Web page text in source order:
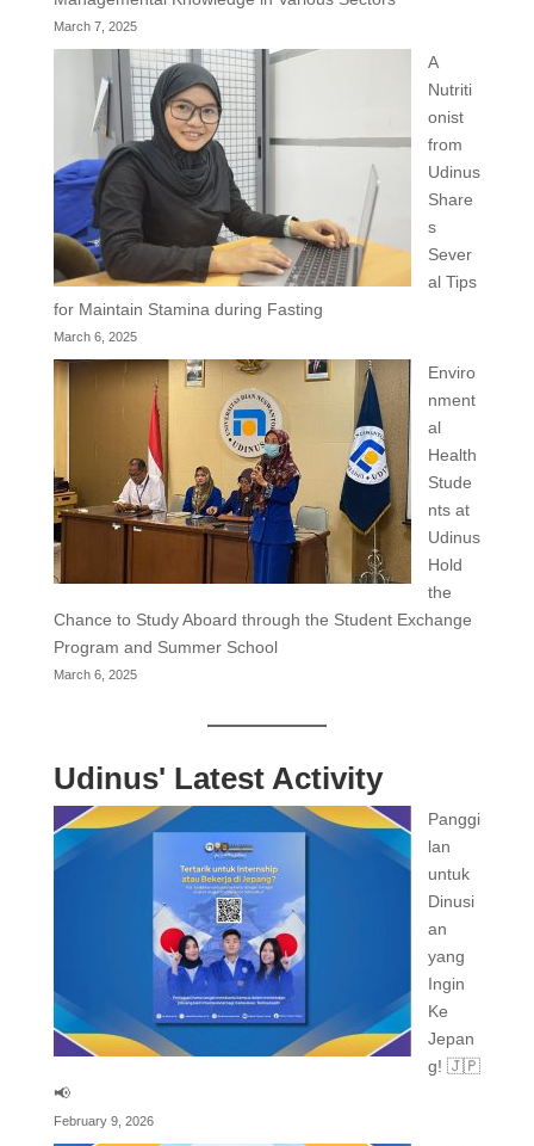
March 7, 2025
A
Nutriti
onist
from
Udinus
Share
s
Sever
al Tips
for Maintain Stamina during Fasting
March 6, 2025
Enviro
nment
al
Health
Stude
nts at
Udinus
Hold
the
Chance to Study Aboard through the Student Exchange
Program and Summer School
March 6, 2025
Udinus' Latest Activity
Panggi
lan
untuk
Dinusi
an
yang
Ingin
Ke
Jepan
g! 🇯🇵
📢
February 9, 2026